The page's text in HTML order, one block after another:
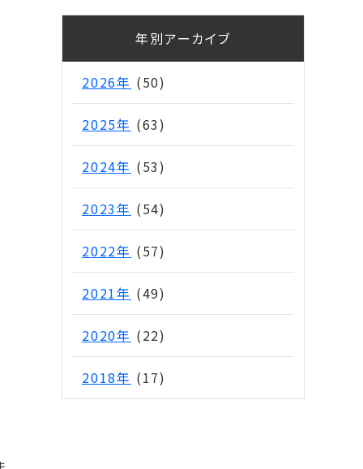
年別アーカイブ
2026年 (50)
2025年 (63)
2024年 (53)
2023年 (54)
2022年 (57)
2021年 (49)
2020年 (22)
2018年 (17)